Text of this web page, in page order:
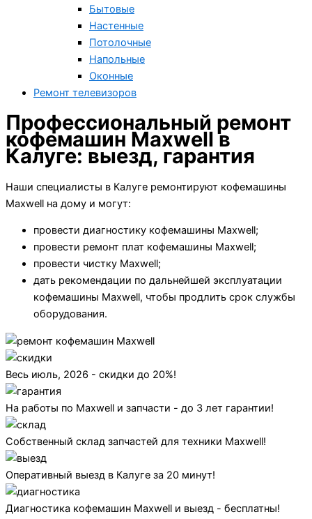
Бытовые
Настенные
Потолочные
Напольные
Оконные
Ремонт телевизоров
Профессиональный ремонт
кофемашин Maxwell в
Калуге: выезд, гарантия
Наши специалисты в Калуге ремонтируют кофемашины
Maxwell на дому и могут:
провести диагностику кофемашины Maxwell;
провести ремонт плат кофемашины Maxwell;
провести чистку Maxwell;
дать рекомендации по дальнейшей эксплуатации
кофемашины Maxwell, чтобы продлить срок службы
оборудования.
Весь июль, 2026 - скидки до 20%!
На работы по Maxwell и запчасти - до 3 лет гарантии!
Собственный склад запчастей для техники Maxwell!
Оперативный выезд в Калуге за 20 минут!
Диагностика кофемашин Maxwell и выезд - бесплатны!